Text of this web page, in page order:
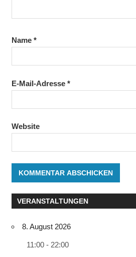
Name *
E-Mail-Adresse *
Website
VERANSTALTUNGEN
8. August 2026
11:00 - 22:00